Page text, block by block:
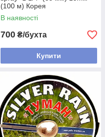
(100 м) Корея
В наявності
700 ₴/бухта
Купити